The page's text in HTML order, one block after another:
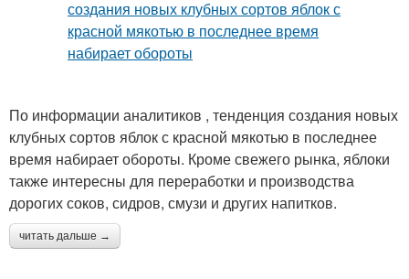
По информации аналитиков , тенденция создания новых
клубных сортов яблок с красной мякотью в последнее
время набирает обороты. Кроме свежего рынка, яблоки
также интересны для переработки и производства
дорогих соков, сидров, смузи и других напитков.
читать дальше →